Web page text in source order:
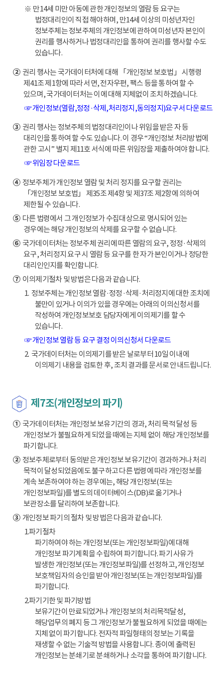
※ 만14세 미만 아동에 관한 개인정보의 열람 등 요구는
법정대리인이 직접 해야하며, 만14세 이상의 미성년자인
정보주체는 정보주체의 개인정보에 관하여 미성년자 본인이
권리를 행사하거나 법정대리인을 통하여 권리를 행사할 수도
있습니다.
②권리 행사는 국가데이터처에 대해 「개인정보 보호법」 시행령
제41조 제1항에 따라 서면, 전자우편, 팩스 등을 통하여 할 수
있으며, 국가데이터처는 이에 대해 지체없이 조치하겠습니다.
☞ 개인정보(열람,정정·삭제,처리정지,동의정지)요구서 다운로드
③권리 행사는 정보주체의 법정대리인이나 위임을 받은 자 등
대리인을 통하여 할 수도 있습니다. 이 경우 “개인정보 처리방법에
관한 고시” 별지 제11호 서식에 따른 위임장을 제출하여야 합니다.
☞ 위임장 다운로드
④정보주체가 개인정보 열람 및 처리 정지를 요구할 권리는
「개인정보 보호법」 제35조 제4항 및 제37조 제2항에 의하여
제한될 수 있습니다.
⑤다른 법령에서 그 개인정보가 수집대상으로 명시되어 있는
경우에는 해당 개인정보의 삭제를 요구할 수 없습니다.
⑥국가데이터처는 정보주체 권리에 따른 열람의 요구, 정정·삭제의
요구, 처리정지 요구 시 열람 등 요구를 한 자가 본인이거나 정당한
대리인인지를 확인합니다.
⑦이의제기절차 및 방법은 다음과 같습니다.
1. 정보주체는 개인정보 열람·정정·삭제·처리정지에 대한 조치에
불만이 있거나 이의가 있을 경우에는 아래의 이의신청서를
작성하여 개인정보보호 담당자에게 이의제기를 할 수
있습니다.
☞ 개인정보 열람 등 요구 결정 이의신청서 다운로드
2. 국가데이터처는 이의제기를 받은 날로부터 10일 이내에
이의제기 내용을 검토한 후, 조치 결과를 문서로 안내드립니다.
제7조(개인정보의 파기)
①국가데이터처는 개인정보 보유기간의 경과, 처리 목적 달성 등
개인정보가 불필요하게 되었을 때에는 지체 없이 해당 개인정보를
파기합니다.
②정보주체로부터 동의받은 개인정보 보유기간이 경과하거나 처리
목적이 달성되었음에도 불구하고 다른 법령에 따라 개인정보를
계속 보존하여야 하는 경우에는, 해당 개인정보(또는
개인정보파일)를 별도의 데이터베이스(DB)로 옮기거나
보관장소를 달리하여 보존합니다.
③개인정보 파기의 절차 및 방법은 다음과 같습니다.
1.파기절차
파기하여야 하는 개인정보(또는 개인정보파일)에 대해
개인정보 파기계획을 수립하여 파기합니다. 파기 사유가
발생한 개인정보(또는 개인정보파일)를 선정하고, 개인정보
보호책임자의 승인을 받아 개인정보(또는 개인정보파일)를
파기합니다.
2.파기기한 및 파기방법
보유기간이 만료되었거나 개인정보의 처리목적달성,
해당업무의 폐지 등 그 개인정보가 불필요하게 되었을 때에는
지체 없이 파기합니다. 전자적 파일형태의 정보는 기록을
재생할 수 없는 기술적 방법을 사용합니다. 종이에 출력된
개인정보는 분쇄기로 분쇄하거나 소각을 통하여 파기합니다.